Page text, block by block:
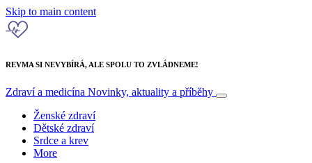
Skip to main content
REVMA SI NEVYBÍRÁ, ALE SPOLU TO ZVLÁDNEME!
Zdraví a medicína Novinky, aktuality a příběhy
Ženské zdraví
Dětské zdraví
Srdce a krev
More